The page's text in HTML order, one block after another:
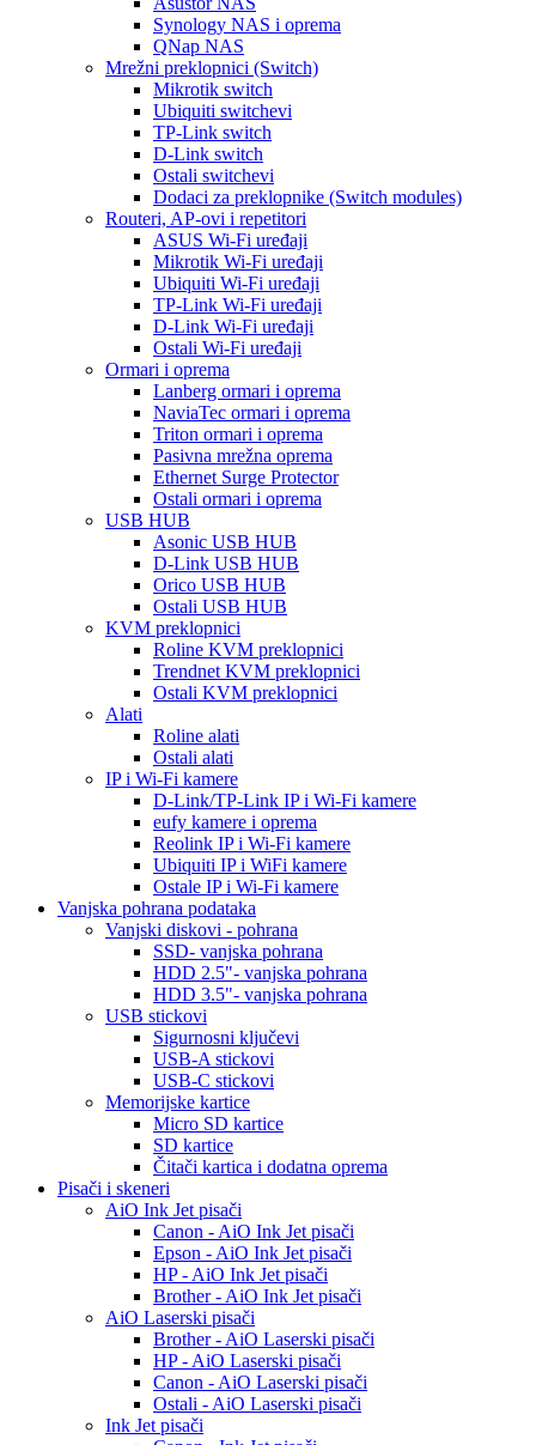
Synology NAS i oprema
QNap NAS
Mrežni preklopnici (Switch)
Mikrotik switch
Ubiquiti switchevi
TP-Link switch
D-Link switch
Ostali switchevi
Dodaci za preklopnike (Switch modules)
Routeri, AP-ovi i repetitori
ASUS Wi-Fi uređaji
Mikrotik Wi-Fi uređaji
Ubiquiti Wi-Fi uređaji
TP-Link Wi-Fi uređaji
D-Link Wi-Fi uređaji
Ostali Wi-Fi uređaji
Ormari i oprema
Lanberg ormari i oprema
NaviaTec ormari i oprema
Triton ormari i oprema
Pasivna mrežna oprema
Ethernet Surge Protector
Ostali ormari i oprema
USB HUB
Asonic USB HUB
D-Link USB HUB
Orico USB HUB
Ostali USB HUB
KVM preklopnici
Roline KVM preklopnici
Trendnet KVM preklopnici
Ostali KVM preklopnici
Alati
Roline alati
Ostali alati
IP i Wi-Fi kamere
D-Link/TP-Link IP i Wi-Fi kamere
eufy kamere i oprema
Reolink IP i Wi-Fi kamere
Ubiquiti IP i WiFi kamere
Ostale IP i Wi-Fi kamere
Vanjska pohrana podataka
Vanjski diskovi - pohrana
SSD- vanjska pohrana
HDD 2.5"- vanjska pohrana
HDD 3.5"- vanjska pohrana
USB stickovi
Sigurnosni ključevi
USB-A stickovi
USB-C stickovi
Memorijske kartice
Micro SD kartice
SD kartice
Čitači kartica i dodatna oprema
Pisači i skeneri
AiO Ink Jet pisači
Canon - AiO Ink Jet pisači
Epson - AiO Ink Jet pisači
HP - AiO Ink Jet pisači
Brother - AiO Ink Jet pisači
AiO Laserski pisači
Brother - AiO Laserski pisači
HP - AiO Laserski pisači
Canon - AiO Laserski pisači
Ostali - AiO Laserski pisači
Ink Jet pisači